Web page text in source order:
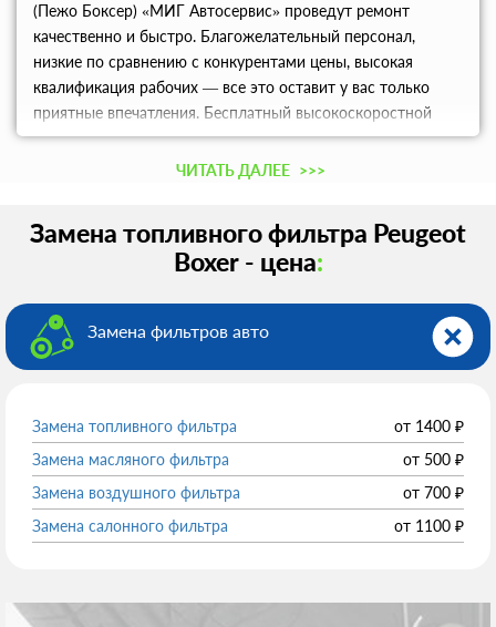
(Пежо Боксер) «МИГ Автосервис» проведут ремонт
качественно и быстро. Благожелательный персонал,
низкие по сравнению с конкурентами цены, высокая
квалификация рабочих — все это оставит у вас только
приятные впечатления. Бесплатный высокоскоростной
интернет и хороший кофе сделают время, проведенное в
ожидании приятнее.ЧИТАТЬ ДАЛЕЕ >>>
Замена топливного фильтра Peugeot
Boxer - цена:
Замена фильтров авто
Замена топливного фильтра от 1400 ₽
Замена масляного фильтра
от 500 ₽
Замена воздушного фильтра
от 700 ₽
Замена салонного фильтра
от 1100 ₽